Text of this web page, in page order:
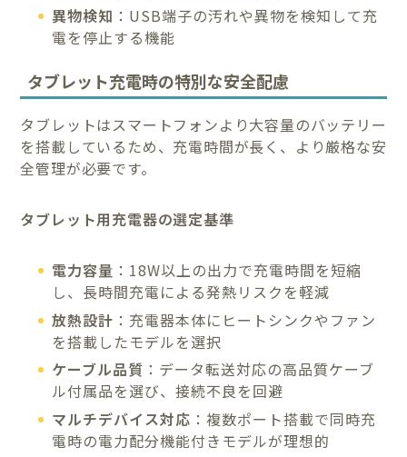
異物検知 ：USB端子の汚れや異物を検知して充
電を停止する機能
タブレット充電時の特別な安全配慮
タブレットはスマートフォンより大容量のバッテリー
を搭載しているため、充電時間が長く、より厳格な安
全管理が必要です。
タブレット用充電器の選定基準
電力容量 ：18W以上の出力で充電時間を短縮
し、長時間充電による発熱リスクを軽減
放熱設計 ：充電器本体にヒートシンクやファン
を搭載したモデルを選択
ケーブル品質 ：データ転送対応の高品質ケーブ
ル付属品を選び、接続不良を回避
マルチデバイス対応 ：複数ポート搭載で同時充
電時の電力配分機能付きモデルが理想的